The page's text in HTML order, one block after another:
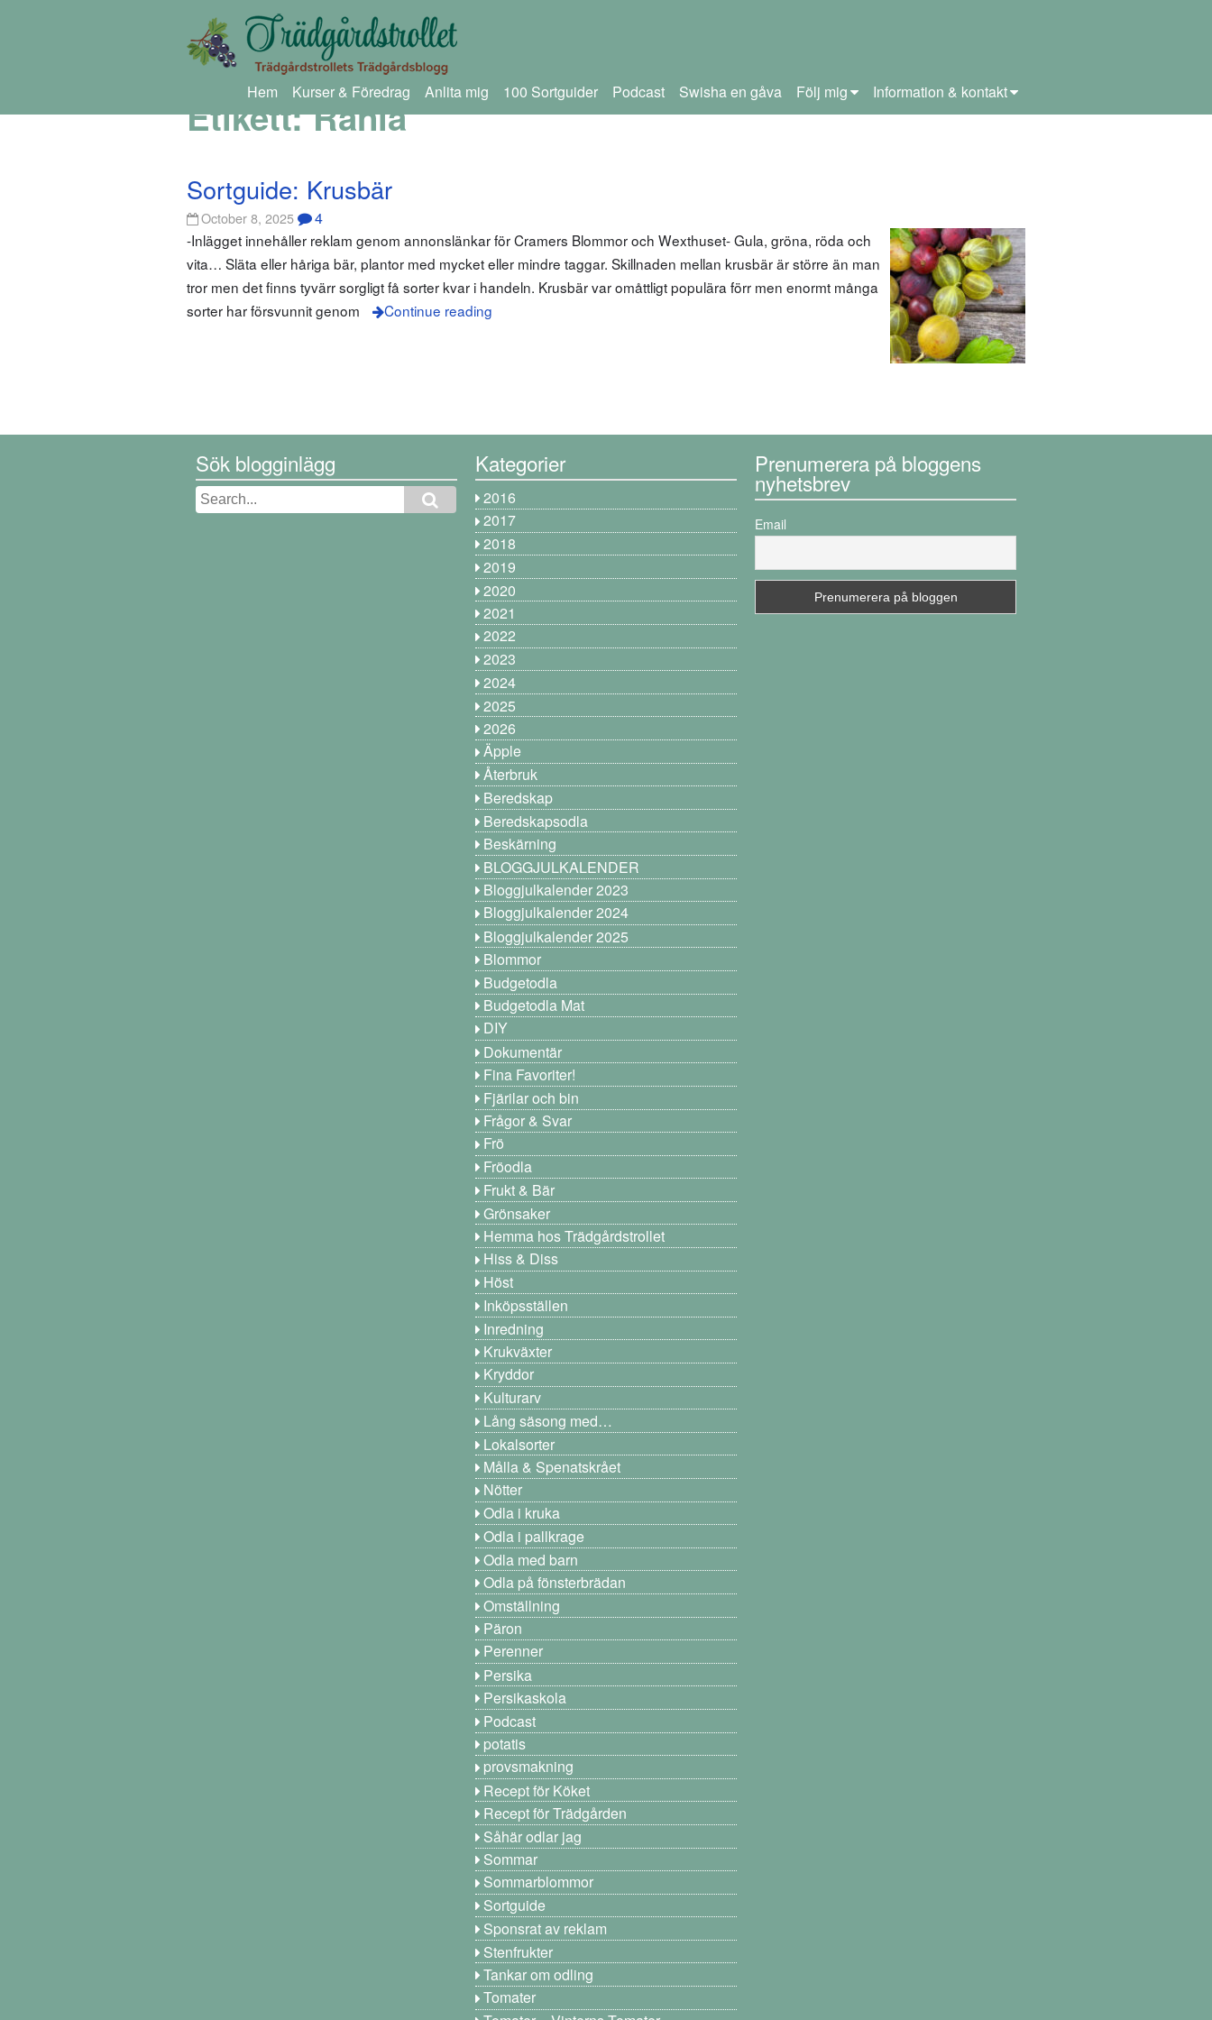
Hem Kurser & Föredrag Anlita mig 100 Sortguider Podcast Swisha en gåva Följ mig Information & kontakt
Etikett:Rania
Sortguide: Krusbär
October 8, 2025 4
-Inlägget innehåller reklam genom annonslänkar för Cramers Blommor och Wexthuset- Gula, gröna, röda och
vita… Släta eller håriga bär, plantor med mycket eller mindre taggar. Skillnaden mellan krusbär är större än man
tror men det finns tyvärr sorgligt få sorter kvar i handeln. Krusbär var omåttligt populära förr men enormt många
sorter har försvunnit genom
Continue reading
Sök blogginlägg Kategorier
2016
2017
2018
2019
2020
2021
2022
2023
2024
2025
2026
Äpple
Återbruk
Beredskap
Beredskapsodla
Beskärning
BLOGGJULKALENDER
Bloggjulkalender 2023
Bloggjulkalender 2024
Bloggjulkalender 2025
Blommor
Budgetodla
Budgetodla Mat
DIY
Dokumentär
Fina Favoriter!
Fjärilar och bin
Frågor & Svar
Frö
Fröodla
Frukt & Bär
Grönsaker
Hemma hos Trädgårdstrollet
Hiss & Diss
Höst
Inköpsställen
Inredning
Krukväxter
Kryddor
Kulturarv
Lång säsong med…
Lokalsorter
Målla & Spenatskrået
Nötter
Odla i kruka
Odla i pallkrage
Odla med barn
Odla på fönsterbrädan
Omställning
Päron
Perenner
Persika
Persikaskola
Podcast
potatis
provsmakning
Recept för Köket
Recept för Trädgården
Såhär odlar jag
Sommar
Sommarblommor
Sortguide
Sponsrat av reklam
Stenfrukter
Tankar om odling
Tomater
Prenumerera på bloggens
nyhetsbrev
Email